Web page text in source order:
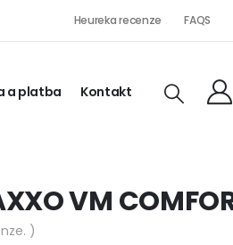
Heureka recenze FAQS
a platba Kontakt
VM
)